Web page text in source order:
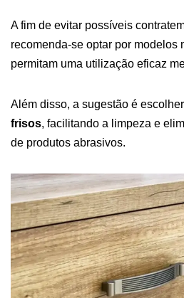
A fim de evitar possíveis
recomenda-se optar por modelos
permitam uma utilização eficaz
Além disso, a sugestão é
frisos, facilitando a limpeza e
de produtos abrasivos.